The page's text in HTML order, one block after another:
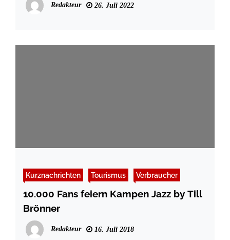
Redakteur 26. Juli 2022
Kurznachrichten Tourismus Verbraucher
10.000 Fans feiern Kampen Jazz by Till
Brönner
Redakteur 16. Juli 2018